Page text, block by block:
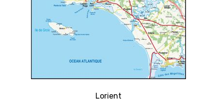
Lorient